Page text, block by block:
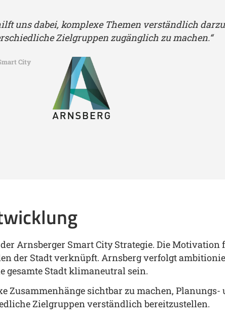
uns dabei, komplexe Themen verständlich
Zielgruppen zugänglich zu machen.“
City
Arnsberger Smart City Strategie. Die Motivation
der Stadt verknüpft. Arnsberg verfolgt
gesamte Stadt klimaneutral sein.
Zusammenhänge sichtbar zu machen, Planungs-
Zielgruppen verständlich bereitzustellen.